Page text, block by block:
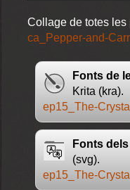
Collage de totes les
ca_Pepper-and-
Fonts de
Krita (kra).
ep15_The-
Fonts
(svg).
ep15_The-